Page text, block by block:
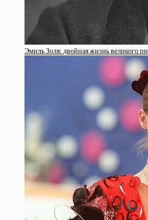
Эмиль Золя: двойная жизнь великого